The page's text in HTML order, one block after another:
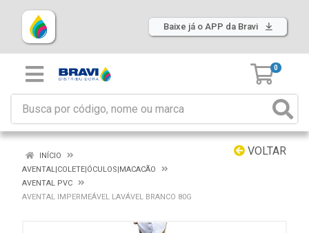
Baixe já o APP da Bravi
0
VOLTAR
INÍCIO
AVENTAL|COLETE|ÓCULOS|MACACÃO
AVENTAL PVC
AVENTAL IMPERMEÁVEL LAVÁVEL BRANCO 80G